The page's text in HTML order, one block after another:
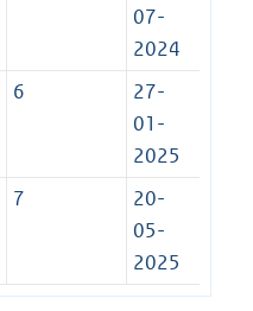
07-
2024
6
27-
01-
2025
7
20-
05-
2025